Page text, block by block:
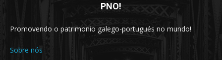
PNO!
Promovendo o patrimonio galego-portugués no mundo!
Sobre nós